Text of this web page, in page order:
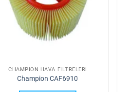
CHAMPION HAVA FILTRELERI
Champion CAF6910